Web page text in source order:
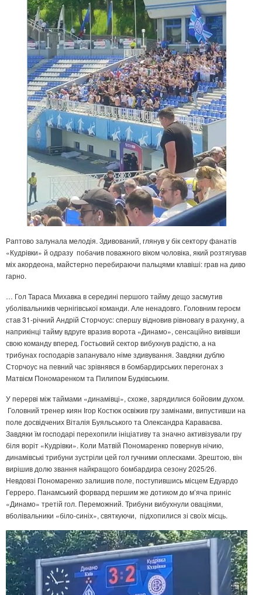
Раптово залунала мелодія. Здивований, глянув у бік сектору фанатів
«Кудрівки» й одразу побачив поважного віком чоловіка, який розтягував
міх акордеона, майстерно перебираючи пальцями клавіші: грав на диво
гарно.
… Гол Тараса Михавка в середині першого тайму дещо засмутив
уболівальників чернігівської команди. Але ненадовго. Головним героєм
став 31-річний Андрій Сторчоус: спершу відновив рівновагу в рахунку, а
наприкінці тайму вдруге вразив ворота «Динамо», сенсаційно вивівши
свою команду вперед. Гостьовий сектор вибухнув радістю, а на
трибунах господарів запанувало німе здивування. Завдяки дублю
Сторчоус на певний час зрівнявся в бомбардирських перегонах з
Матвієм Пономаренком та Пилипом Будківським.
У перерві між таймами «динамівці», схоже, зарядилися бойовим духом.
Головний тренер киян Ігор Костюк освіжив гру замінами, випустивши на
поле досвідчених Віталія Буяльського та Олександра Караваєва.
Завдяки їм господарі перехопили ініціативу та значно активізували гру
біля воріт «Кудрівки». Коли Матвій Пономаренко повернув нічию,
динамівські трибуни зустріли цей гол гучними оплесками. Зрештою, він
вирішив долю звання найкращого бомбардира сезону 2025/26.
Невдовзі Пономаренко залишив поле, поступившись місцем Едуардо
Герреро. Панамський форвард першим же дотиком до м’яча приніс
«Динамо» третій гол. Переможний. Трибуни вибухнули оваціями,
вболівальники «біло-синіх», святкуючи, підхопилися зі своїх місць.